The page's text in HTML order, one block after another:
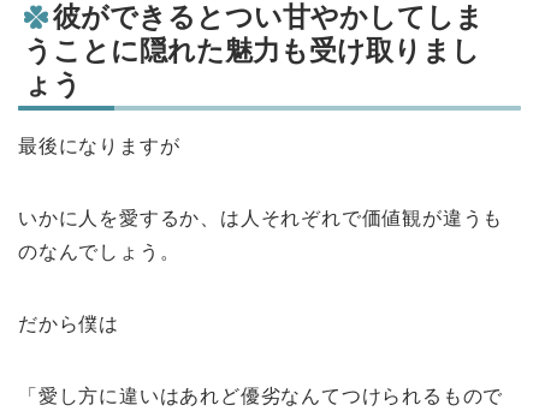
彼ができるとつい甘やかしてしま
うことに隠れた魅力も受け取りまし
ょう
最後になりますが
いかに人を愛するか、は人それぞれで価値観が違うも
のなんでしょう。
だから僕は
「愛し方に違いはあれど優劣なんてつけられるもので